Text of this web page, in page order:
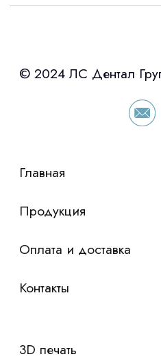
«Уралпромлизинг»
условия по лизингу
просто оставьте
сориентировали по